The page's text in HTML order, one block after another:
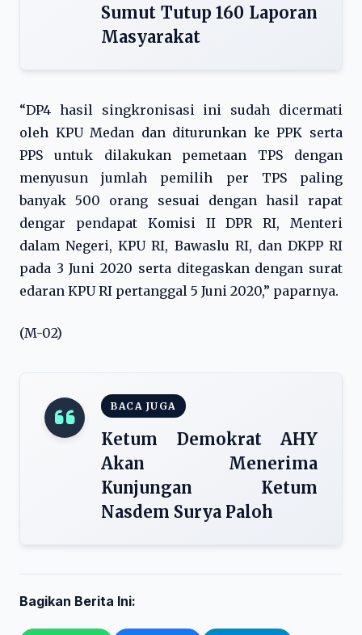
Sumut Tutup 160 Laporan
Masyarakat
“DP4 hasil singkronisasi ini sudah dicermati
oleh KPU Medan dan diturunkan ke PPK serta
PPS untuk dilakukan pemetaan TPS dengan
menyusun jumlah pemilih per TPS paling
banyak 500 orang sesuai dengan hasil rapat
dengar pendapat Komisi II DPR RI, Menteri
dalam Negeri, KPU RI, Bawaslu RI, dan DKPP RI
pada 3 Juni 2020 serta ditegaskan dengan surat
edaran KPU RI pertanggal 5 Juni 2020,” paparnya.
(M-02)
BACA JUGA
Ketum Demokrat AHY
Akan Menerima
Kunjungan Ketum
Nasdem Surya Paloh
Bagikan Berita Ini: